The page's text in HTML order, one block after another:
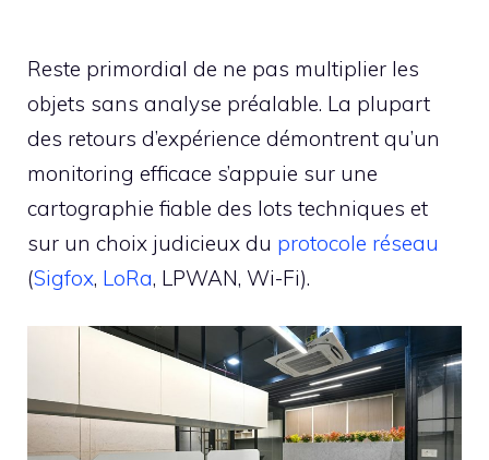
Reste primordial de ne pas multiplier les
objets sans analyse préalable. La plupart
des retours d’expérience démontrent qu’un
monitoring efficace s’appuie sur une
cartographie fiable des lots techniques et
sur un choix judicieux du protocole réseau
(Sigfox, LoRa, LPWAN, Wi-Fi).